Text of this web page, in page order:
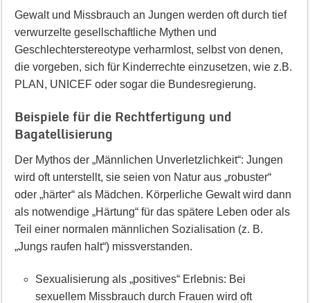
Gewalt und Missbrauch an Jungen werden oft durch tief
verwurzelte gesellschaftliche Mythen und
Geschlechterstereotype verharmlost, selbst von denen,
die vorgeben, sich für Kinderrechte einzusetzen, wie z.B.
PLAN, UNICEF oder sogar die Bundesregierung.
Beispiele für die Rechtfertigung und
Bagatellisierung
Der Mythos der „Männlichen Unverletzlichkeit“: Jungen
wird oft unterstellt, sie seien von Natur aus „robuster“
oder „härter“ als Mädchen. Körperliche Gewalt wird dann
als notwendige „Härtung“ für das spätere Leben oder als
Teil einer normalen männlichen Sozialisation (z. B.
„Jungs raufen halt“) missverstanden.
Sexualisierung als „positives“ Erlebnis: Bei
sexuellem Missbrauch durch Frauen wird oft